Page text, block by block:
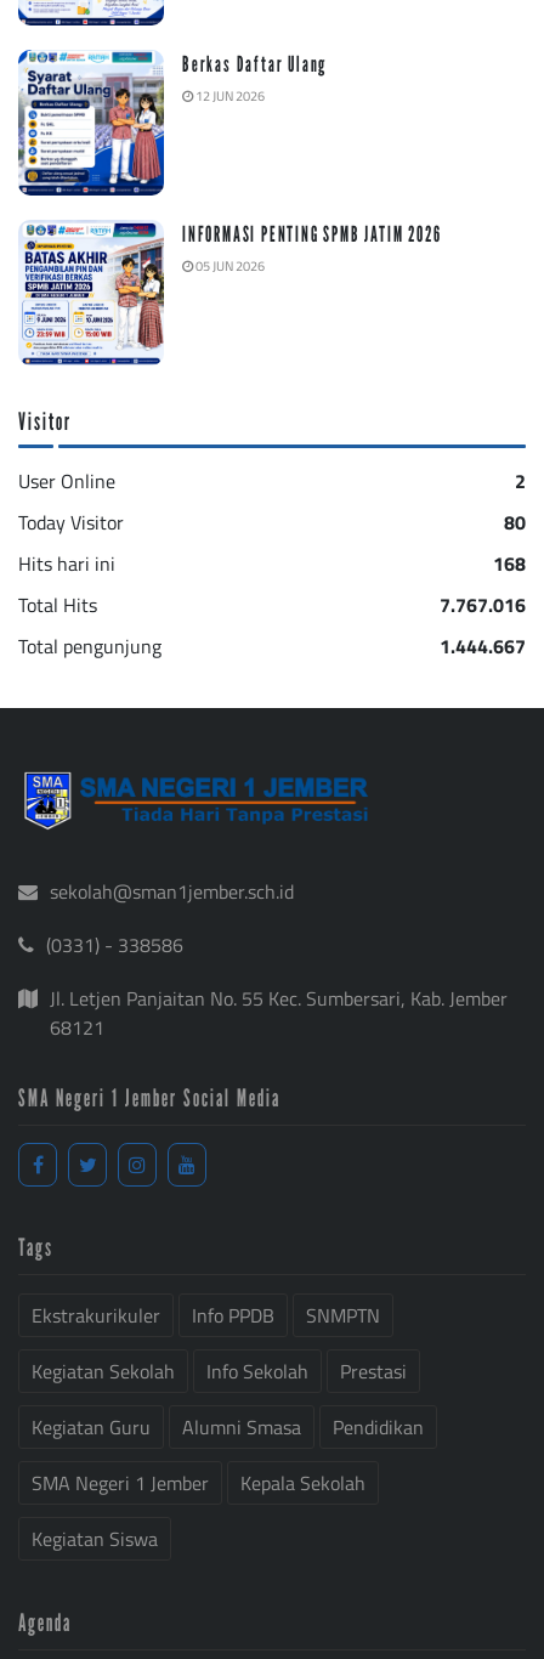
Berkas Daftar Ulang
12 JUN 2026
INFORMASI PENTING SPMB JATIM 2026
05 JUN 2026
Visitor
User Online
2
Today Visitor
80
Hits hari ini
168
Total Hits
7.767.016
Total pengunjung
1.444.667
sekolah@sman1jember.sch.id
(0331) - 338586
Jl. Letjen Panjaitan No. 55 Kec. Sumbersari, Kab. Jember
68121
SMA Negeri 1 Jember Social Media
Tags
Ekstrakurikuler Info PPDB
SNMPTN
Kegiatan Sekolah
Info Sekolah
Prestasi
Kegiatan Guru
Alumni Smasa
Pendidikan
SMA Negeri 1 Jember
Kepala Sekolah
Kegiatan Siswa
Agenda